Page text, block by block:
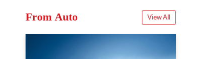
From Auto View All